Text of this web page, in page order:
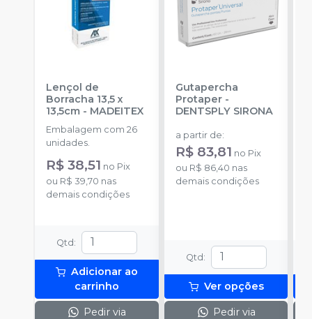
Lençol de
Borracha 13,5 x
13,5cm - MADEITEX
Embalagem com 26
unidades.
R$ 38,51 no Pix
ou R$ 39,70 nas
demais condições
Qtd :
Adicionar ao
carrinho
Pedir via
Gutapercha
Protaper-
DENTSPLY SIRONA
a partir de:
R$ 83,81 no Pix
ou R$ 86,40 nas
demais condições
Qtd :
Ver opções
Pedir via